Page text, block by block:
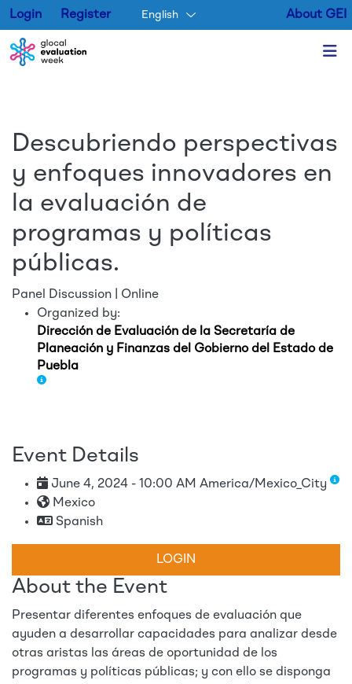
Login Register English About GEI
Descubriendo perspectivas
y enfoques innovadores en
la evaluación de
programas y políticas
públicas.
Panel Discussion | Online
Organized by:
Dirección de Evaluación de la Secretaría de
Planeación y Finanzas del Gobierno del Estado de
Puebla
About the Event
Presentar diferentes enfoques de evaluación que
ayuden a desarrollar capacidades para analizar desde
otras aristas las áreas de oportunidad de los
programas y políticas públicas; y con ello se disponga
Event Details
June 4, 2024 - 10:00 AM America/Mexico_City
Mexico
Spanish
LOGIN